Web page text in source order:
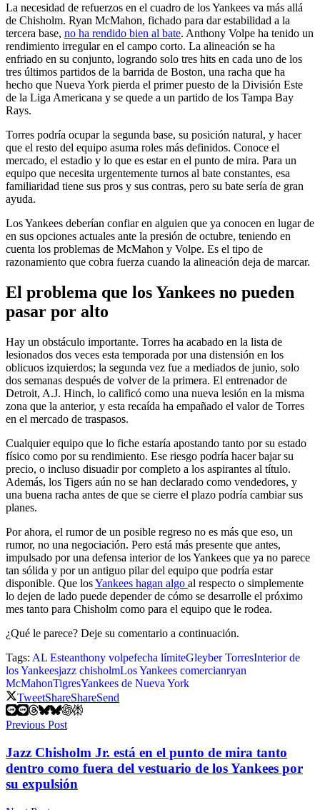
La necesidad de refuerzos en el cuadro de los Yankees va más allá
de Chisholm. Ryan McMahon, fichado para dar estabilidad a la
tercera base, no ha rendido bien al bate. Anthony Volpe ha tenido un
rendimiento irregular en el campo corto. La alineación se ha
enfriado en su conjunto, logrando solo tres hits en cada uno de los
tres últimos partidos de la barrida de Boston, una racha que ha
hecho que Nueva York pierda el primer puesto de la División Este
de la Liga Americana y se quede a un partido de los Tampa Bay
Rays.
Torres podría ocupar la segunda base, su posición natural, y hacer
que el resto del equipo asuma roles más definidos. Conoce el
mercado, el estadio y lo que es estar en el punto de mira. Para un
equipo que necesita urgentemente turnos al bate constantes, esa
familiaridad tiene sus pros y sus contras, pero su bate sería de gran
ayuda.
Los Yankees deberían confiar en alguien que ya conocen en lugar de
en sus opciones actuales ante la presión de octubre, teniendo en
cuenta los problemas de McMahon y Volpe. Es el tipo de
razonamiento que cobra fuerza cuando la alineación deja de marcar.
El problema que los Yankees no pueden
pasar por alto
Hay un obstáculo importante. Torres ha acabado en la lista de
lesionados dos veces esta temporada por una distensión en los
oblicuos izquierdos; la segunda vez fue a mediados de junio, solo
dos semanas después de volver de la primera. El entrenador de
Detroit, A.J. Hinch, lo calificó como una nueva lesión en la misma
zona que la anterior, y esta recaída ha empañado el valor de Torres
en el mercado de traspasos.
Cualquier equipo que lo fiche estaría apostando tanto por su estado
físico como por su rendimiento. Ese riesgo podría hacer bajar su
precio, o incluso disuadir por completo a los aspirantes al título.
Además, los Tigers aún no se han declarado como vendedores, y
una buena racha antes de que se cierre el plazo podría cambiar sus
planes.
Por ahora, el rumor de un posible regreso no es más que eso, un
rumor, no una negociación. Pero está más presente que antes,
impulsado por una defensa interior de los Yankees que ya no parece
tan sólida y por un antiguo pilar del equipo que podría estar
disponible. Que losYankees hagan algo al respecto o simplemente
lo dejen de lado puede depender de cómo se desarrolle el próximo
mes tanto para Chisholm como para el equipo que le rodea.
¿Qué le parece? Deje su comentario a continuación.
Tags: AL Esteanthony volpefecha límiteGleyber TorresInterior de
los Yankeesjazz chisholmLos Yankees comercianryan
McMahonTigresYankees de Nueva York
TweetShareShareSend
Previous Post
Jazz Chisholm Jr. está en el punto de mira tanto
dentro como fuera del vestuario de los Yankees por
su expulsión